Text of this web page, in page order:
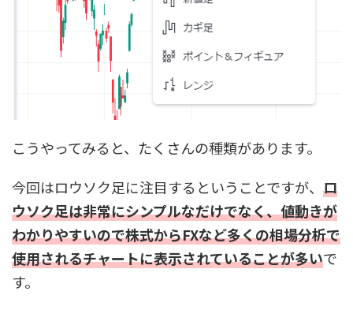
こうやってみると、たくさんの種類があります。
今回はロウソク足に注目するということですが、 ロ
ウソク足は非常にシンプルなだけでなく、値動きが
わかりやすいので株式からFXなど多くの相場分析で
使用されるチャートに表示されていることが多いで
す。